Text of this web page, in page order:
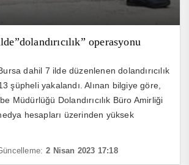
operasyonu
dahil 7 ilde düzenlenen dolandırıcılık
şüpheli yakalandı. Alınan bilgiye göre,
Müdürlüğü Dolandırıcılık Büro Amirliği
hesapları üzerinden yüksek
2 Nisan 2023 17:18